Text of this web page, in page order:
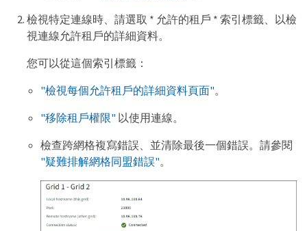
檢視特定連線時、請選取 * 允許的租戶 * 索引標籤、以檢
視連線允許租戶的詳細資料。
您可以從這個索引標籤：
"檢視每個允許租戶的詳細資料頁面"。
"移除租戶權限" 以使用連線。
檢查跨網格複寫錯誤、並清除最後一個錯誤。請參閱
"疑難排解網格同盟錯誤"。